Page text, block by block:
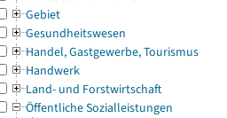
Gebiet
Gesundheitswesen
Handel, Gastgewerbe, Tourismus
Handwerk
Land- und Forstwirtschaft
Öffentliche Sozialleistungen